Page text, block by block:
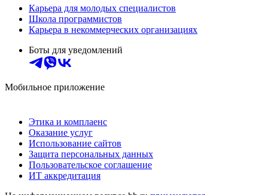
Карьера для молодых специалистов
Школа программистов
Карьера в некоммерческих организациях
Боты для уведомлений
Мобильное приложение
Этика и комплаенс
Оказание услуг
Использование сайтов
Защита персональных данных
Пользовательское соглашение
ИТ аккредитация